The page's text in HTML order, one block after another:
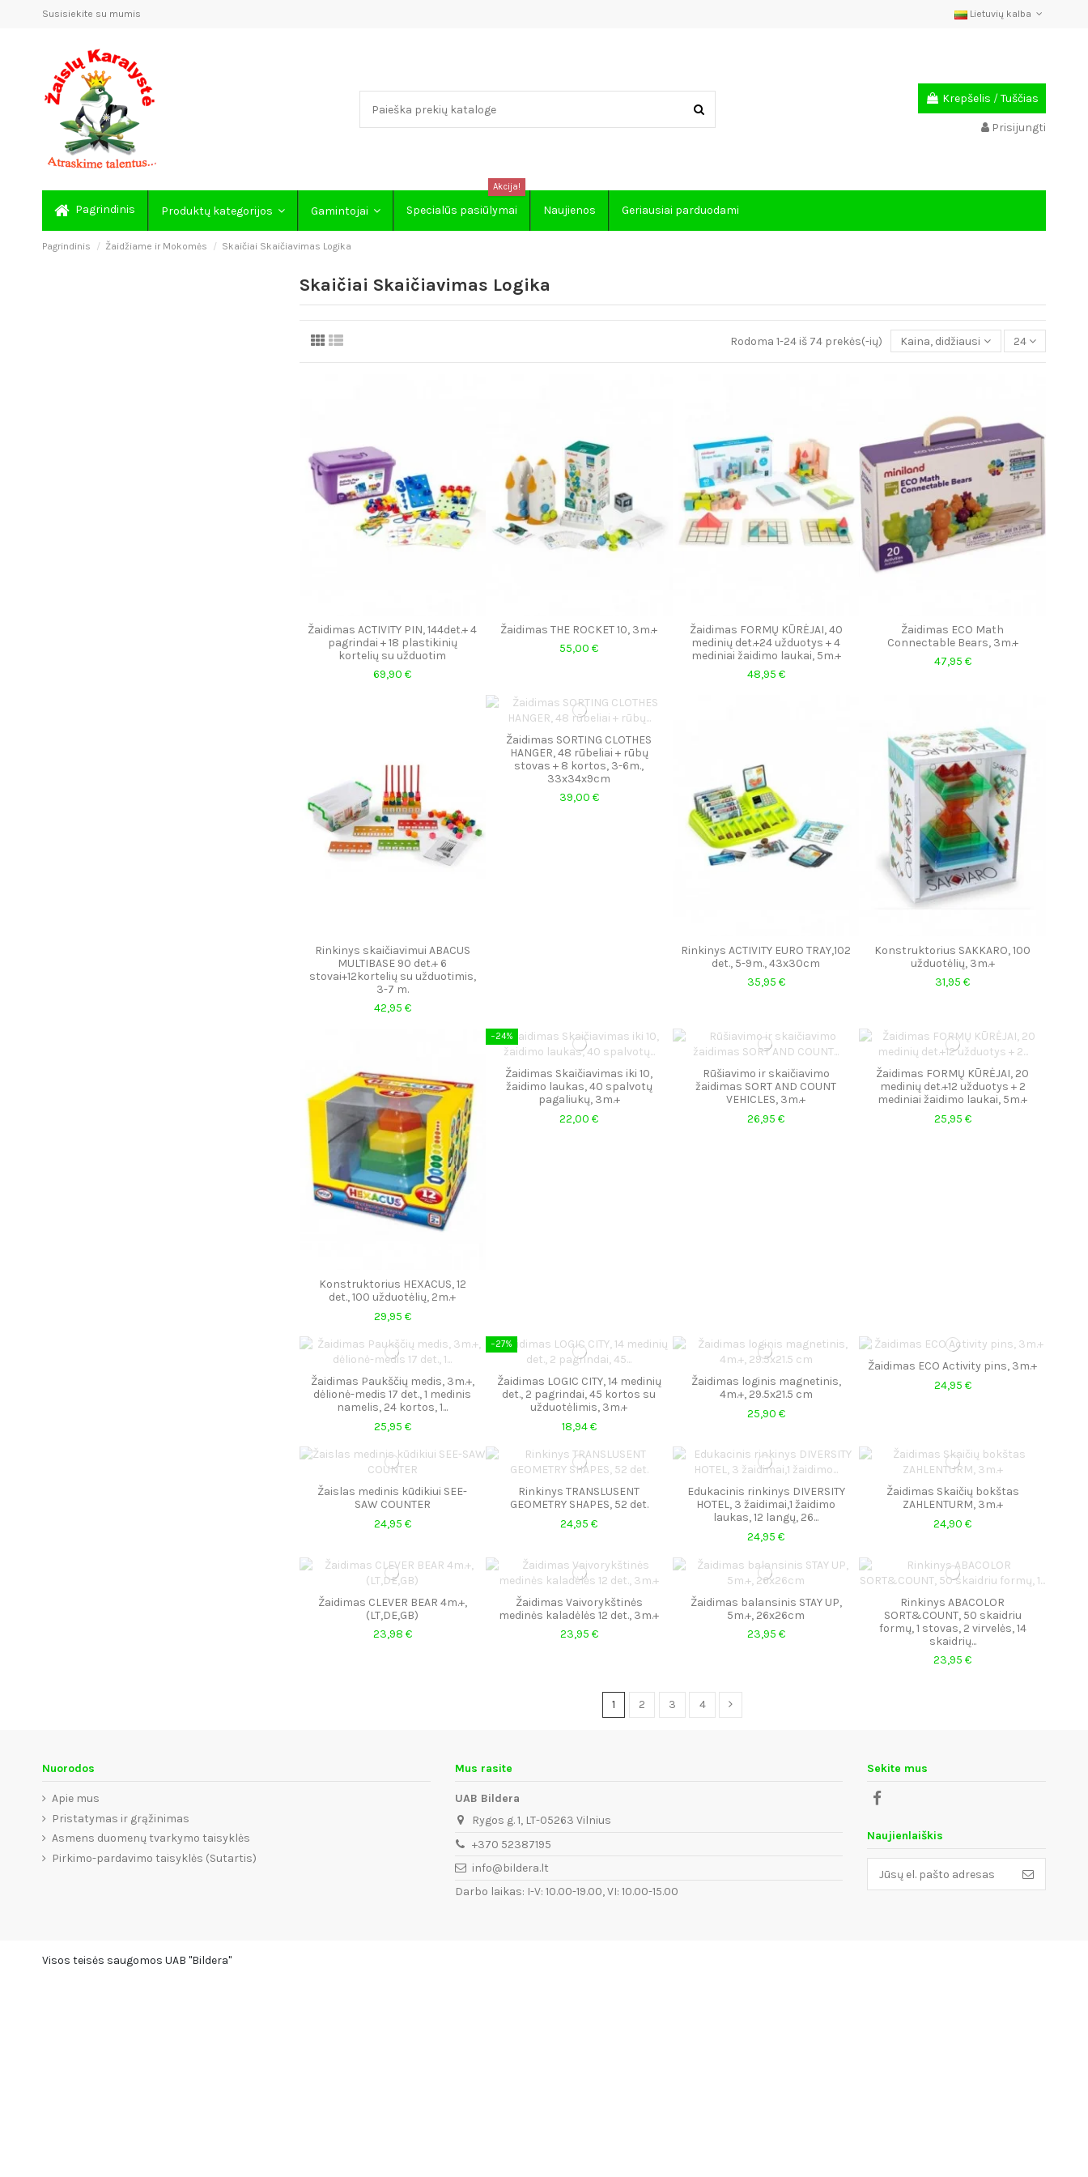
Susisiekite su mumis Lietuvių kalba
Krepšelis /Tuščias
Prisijungti
Pagrindinis Produktų kategorijos Gamintojai Specialūs pasiūlymai
Akcija!
Naujienos Geriausiai parduodami
Pagrindinis Žaidžiame ir Mokomės Skaičiai Skaičiavimas Logika
Skaičiai Skaičiavimas Logika
Rodoma 1-24 iš 74 prekės(-ių) Kaina, didžiausia - mažiausia
24
Žaidimas ACTIVITY PIN, 144det.+ 4
pagrindai + 18 plastikinių
kortelių su užduotim
69,90 €
Žaidimas THE ROCKET 10, 3m.+
55,00 €
Žaidimas FORMŲ KŪRĖJAI, 40
medinių det.+24 užduotys + 4
mediniai žaidimo laukai, 5m.+
48,95 €
Žaidimas ECO Math
Connectable Bears, 3m.+
47,95 €
Rinkinys skaičiavimui ABACUS
MULTIBASE 90 det.+ 6
stovai+12kortelių su užduotimis,
3-7 m.
42,95 €
Žaidimas SORTING CLOTHES
HANGER, 48 rūbeliai + rūbų
stovas + 8 kortos, 3-6m.,
33x34x9cm
39,00 €
Rinkinys ACTIVITY EURO TRAY,102
det., 5-9m., 43x30cm
35,95 €
Konstruktorius SAKKARO, 100
užduotėlių, 3m.+
31,95 €
Konstruktorius HEXACUS, 12
det., 100 užduotėlių, 2m.+
29,95 €
−24%
Žaidimas Skaičiavimas iki 10,
žaidimo laukas, 40 spalvotų
pagaliukų, 3m.+
22,00 €
Rūšiavimo ir skaičiavimo
žaidimas SORT AND COUNT
VEHICLES, 3m.+
26,95 €
Žaidimas FORMŲ KŪRĖJAI, 20
medinių det.+12 užduotys + 2
mediniai žaidimo laukai, 5m.+
25,95 €
Žaidimas Paukščių medis, 3m.+,
dėlionė-medis 17 det., 1 medinis
namelis, 24 kortos, 1...
25,95 €
−27%
Žaidimas LOGIC CITY, 14 medinių
det., 2 pagrindai, 45 kortos su
užduotėlimis, 3m.+
18,94 €
Žaidimas loginis magnetinis,
4m.+, 29.5x21.5 cm
25,90 €
Žaidimas ECO Activity pins, 3m.+
24,95 €
Žaislas medinis kūdikiui SEE-
SAW COUNTER
24,95 €
Rinkinys TRANSLUSENT
GEOMETRY SHAPES, 52 det.
24,95 €
Edukacinis rinkinys DIVERSITY
HOTEL, 3 žaidimai,1 žaidimo
laukas, 12 langų, 26...
24,95 €
Žaidimas Skaičių bokštas
ZAHLENTURM, 3m.+
24,90 €
Žaidimas CLEVER BEAR 4m.+,
(LT,DE,GB)
23,98 €
Žaidimas Vaivorykštinės
medinės kaladėlės 12 det., 3m.+
23,95 €
Žaidimas balansinis STAY UP,
5m.+, 26x26cm
23,95 €
Rinkinys ABACOLOR
SORT&COUNT, 50 skaidriu
formų, 1 stovas, 2 virvelės, 14
skaidrių...
23,95 €
1 2 3 4
Nuorodos
Apie mus
Pristatymas ir grąžinimas
Asmens duomenų tvarkymo taisyklės
Pirkimo-pardavimo taisyklės (Sutartis)
Mus rasite
UAB Bildera
Rygos g. 1, LT-05263 Vilnius
+370 52387195
info@bildera.lt
Darbo laikas: I-V: 10.00-19.00, VI: 10.00-15.00
Sekite mus
Naujienlaiškis
Visos teisės saugomos UAB "Bildera"